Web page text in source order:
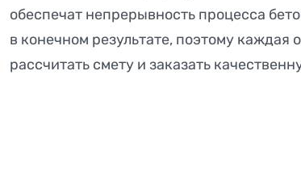
обеспечат непрерывность процесса
в конечном результате, поэтому
рассчитать смету и заказать